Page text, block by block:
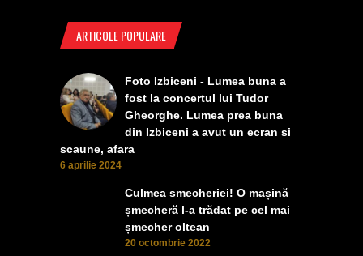
ARTICOLE POPULARE
Foto Izbiceni - Lumea buna a
fost la concertul lui Tudor
Gheorghe. Lumea prea buna
din Izbiceni a avut un ecran si
scaune, afara
6 aprilie 2024
Culmea smecheriei! O mașină
șmecheră l-a trădat pe cel mai
șmecher oltean
20 octombrie 2022